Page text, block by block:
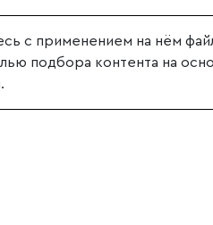
с применением на нём
подбора контента на